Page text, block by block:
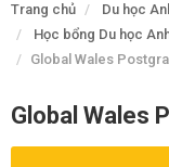
Trang chủ Du học
Học bổng Du học
Global Wales
Global Wales
LIÊN HỆ